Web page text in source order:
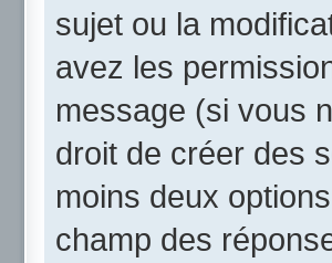
sujet ou la
avez les
message (si vous
droit de créer des
moins deux
champ des